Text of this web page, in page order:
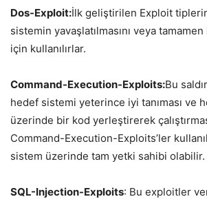
Dos-Exploit:İlk geliştirilen Exploit
sistemin yavaşlatılmasını veya
için kullanılırlar.
Command-Execution-Exploits:Bu
hedef sistemi yeterince iyi tanıması ve
üzerinde bir kod yerleştirerek
Command-Execution-Exploits’ler
sistem üzerinde tam yetki sahibi olabilir.
SQL-Injection-Exploits: Bu exploitler